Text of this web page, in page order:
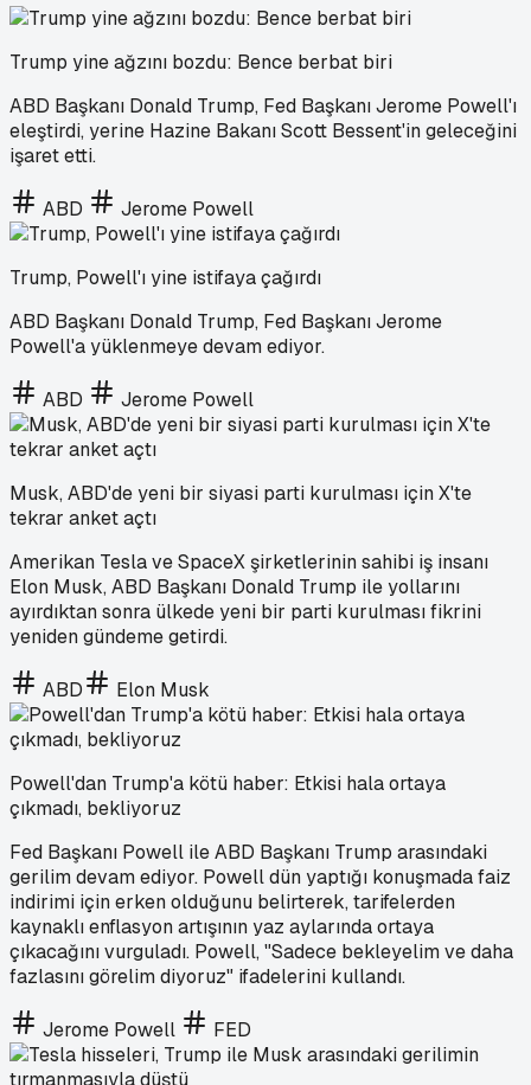
Trump yine ağzını bozdu: Bence berbat biri
ABD Başkanı Donald Trump, Fed Başkanı Jerome Powell'ı
eleştirdi, yerine Hazine Bakanı Scott Bessent'in geleceğini
işaret etti.
ABD Jerome Powell
Trump, Powell'ı yine istifaya çağırdı
ABD Başkanı Donald Trump, Fed Başkanı Jerome
Powell'a yüklenmeye devam ediyor.
ABD Jerome Powell
Musk, ABD'de yeni bir siyasi parti kurulması için X'te
tekrar anket açtı
Amerikan Tesla ve SpaceX şirketlerinin sahibi iş insanı
Elon Musk, ABD Başkanı Donald Trump ile yollarını
ayırdıktan sonra ülkede yeni bir parti kurulması fikrini
yeniden gündeme getirdi.
ABD Elon Musk
Powell'dan Trump'a kötü haber: Etkisi hala ortaya
çıkmadı, bekliyoruz
Fed Başkanı Powell ile ABD Başkanı Trump arasındaki
gerilim devam ediyor. Powell dün yaptığı konuşmada faiz
indirimi için erken olduğunu belirterek, tarifelerden
kaynaklı enflasyon artışının yaz aylarında ortaya
çıkacağını vurguladı. Powell, "Sadece bekleyelim ve daha
fazlasını görelim diyoruz" ifadelerini kullandı.
Jerome Powell FED